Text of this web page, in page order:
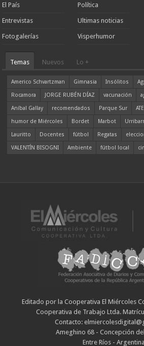
El País
Entrevistas
Fotogalerías
Política
Ultimas noticias
Visperhumor
Temas Nuevos Lo +
Americo Schvartzman Gimnasia Insólitos
Rocamora
JORGE RUBÉN DÍAZ vacunación
Aníbal Gallay
recomendados Parque Sur ATE
humor de Miércoles
Bordet Marbot
Lauritto
Docentes fútbol Regatas
VALENTÍN BISOGNI
Ambiente fútbol local
Editado por la Cooperativa El Miércoles
Cooperativa de Trabajo Ltda.
Contacto:
Ameghino 68 - Concepción
Entre Ríos - Argentina